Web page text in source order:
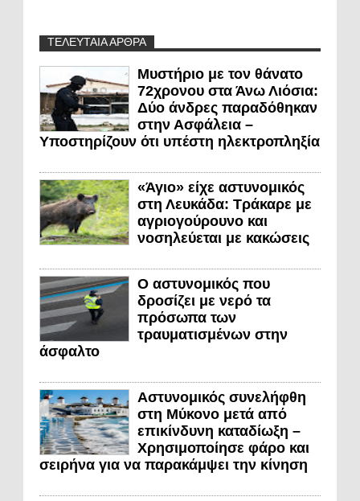
ΤΕΛΕΥΤΑΙΑ ΑΡΘΡΑ
Μυστήριο με τον θάνατο
72χρονου στα Άνω Λιόσια:
Δύο άνδρες παραδόθηκαν
στην Ασφάλεια –
Υποστηρίζουν ότι υπέστη ηλεκτροπληξία
«Άγιο» είχε αστυνομικός
στη Λευκάδα: Τράκαρε με
αγριογούρουνο και
νοσηλεύεται με κακώσεις
Ο αστυνομικός που
δροσίζει με νερό τα
πρόσωπα των
τραυματισμένων στην
άσφαλτο
Αστυνομικός συνελήφθη
στη Μύκονο μετά από
επικίνδυνη καταδίωξη –
Χρησιμοποίησε φάρο και
σειρήνα για να παρακάμψει την κίνηση